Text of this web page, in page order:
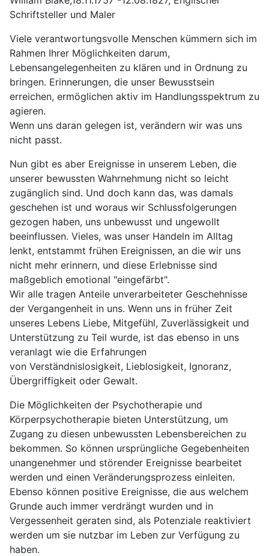
Schriftsteller und Maler
Viele verantwortungsvolle Menschen kümmern sich im
Rahmen Ihrer Möglichkeiten darum,
Lebensangelegenheiten zu klären und in Ordnung zu
bringen. Erinnerungen, die unser Bewusstsein
erreichen, ermöglichen aktiv im Handlungsspektrum zu
agieren.
Wenn uns daran gelegen ist, verändern wir was uns
nicht passt.
Nun gibt es aber Ereignisse in unserem Leben, die
unserer bewussten Wahrnehmung nicht so leicht
zugänglich sind. Und doch kann das, was damals
geschehen ist und woraus wir Schlussfolgerungen
gezogen haben, uns unbewusst und ungewollt
beeinflussen. Vieles, was unser Handeln im Alltag
lenkt, entstammt frühen Ereignissen, an die wir uns
nicht mehr erinnern, und diese Erlebnisse sind
maßgeblich emotional "eingefärbt".
Wir alle tragen Anteile unverarbeiteter Geschehnisse
der Vergangenheit in uns. Wenn uns in früher Zeit
unseres Lebens Liebe, Mitgefühl, Zuverlässigkeit und
Unterstützung zu Teil wurde, ist das ebenso in uns
veranlagt wie die Erfahrungen
von Verständnislosigkeit, Lieblosigkeit, Ignoranz,
Übergriffigkeit oder Gewalt.
Die Möglichkeiten der Psychotherapie und
Körperpsychotherapie bieten Unterstützung, um
Zugang zu diesen unbewussten Lebensbereichen zu
bekommen. So können ursprüngliche Gegebenheiten
unangenehmer und störender Ereignisse bearbeitet
werden und einen Veränderungsprozess einleiten.
Ebenso können positive Ereignisse, die aus welchem
Grunde auch immer verdrängt wurden und in
Vergessenheit geraten sind, als Potenziale reaktiviert
werden um sie nutzbar im Leben zur Verfügung zu
haben.